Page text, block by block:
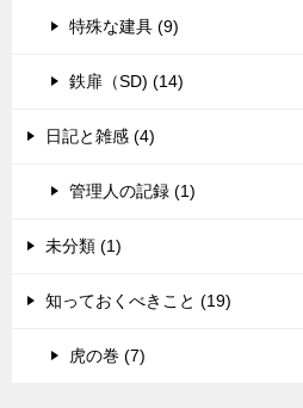
特殊な建具 (9)
鉄扉（SD) (14)
日記と雑感 (4)
管理人の記録 (1)
未分類 (1)
知っておくべきこと (19)
虎の巻 (7)